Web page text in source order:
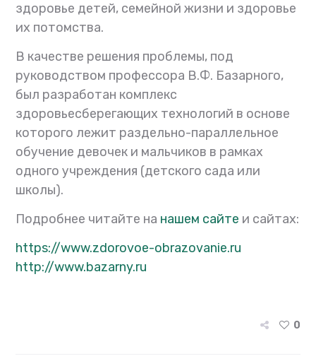
здоровье детей, семейной жизни и здоровье
их потомства.
В качестве решения проблемы, под
руководством профессора В.Ф. Базарного,
был разработан комплекс
здоровьесберегающих технологий в основе
которого лежит раздельно-параллельное
обучение девочек и мальчиков в рамках
одного учреждения (детского сада или
школы).
Подробнее читайте на нашем сайте и сайтах:
https://www.zdorovoe-obrazovanie.ru
http://www.bazarny.ru
0